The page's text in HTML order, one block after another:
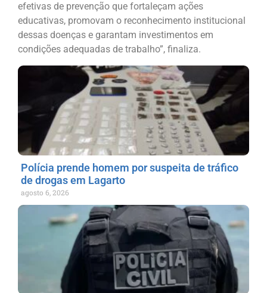
efetivas de prevenção que fortaleçam ações
educativas, promovam o reconhecimento institucional
dessas doenças e garantam investimentos em
condições adequadas de trabalho”, finaliza.
Polícia prende homem por suspeita de tráfico
de drogas em Lagarto
agosto 6, 2026